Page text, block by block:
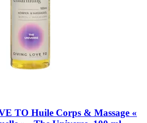
TO Huile Corps & Massage «